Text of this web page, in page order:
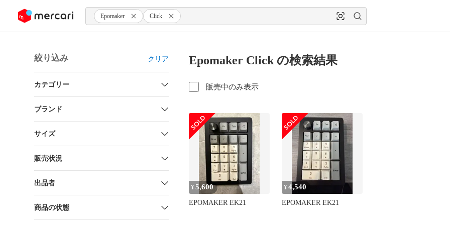
ツにスキップ Epomaker Click
絞り込み クリア
カテゴリー
ブランド
サイズ
販売状況
出品者
商品の状態
Epomaker Click の検索結果
販売中のみ表示
¥5,600
EPOMAKER EK21
¥4,540
EPOMAKER EK21